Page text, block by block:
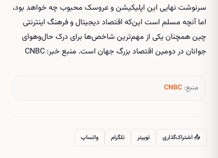
سرنوشت نهایی این اپلیکیشن و عروسک محبوب چه خواهد بود،
اما آنچه مسلم است این‌که اقتصاد دیجیتال و فرهنگ اینترنتی
چین همچنان یکی از مهم‌ترین شاخص‌ها برای درک حال‌وهوای
جوانان در دومین اقتصاد بزرگ جهان است. منبع خبر: CNBC
منبع: CNBC
📤 اشتراک‌گذاری توییتر تلگرام واتساپ